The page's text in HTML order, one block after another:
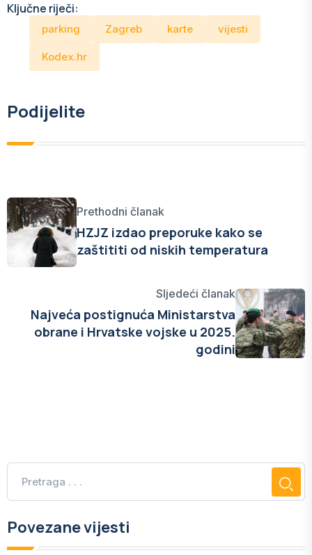
Ključne riječi:
parking Zagreb karte vijesti
Kodex.hr
Podijelite
Prethodni članak
HZJZ izdao preporuke kako se
zaštititi od niskih temperatura
Sljedeći članak
Najveća postignuća Ministarstva
obrane i Hrvatske vojske u 2025.
godini
Povezane vijesti